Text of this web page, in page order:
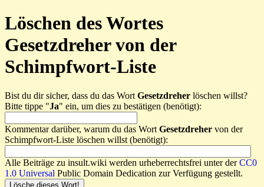
Löschen des Wortes
Gesetzdreher von der
Schimpfwort-Liste
Bist du dir sicher, dass du das Wort Gesetzdreher löschen willst?
Bitte tippe "Ja" ein, um dies zu bestätigen (benötigt):
Kommentar darüber, warum du das Wort Gesetzdreher von der
Schimpfwort-Liste löschen willst (benötigt):
Alle Beiträge zu insult.wiki werden urheberrechtsfrei unter derCC0
1.0 Universal Public Domain Dedication zur Verfügung gestellt.